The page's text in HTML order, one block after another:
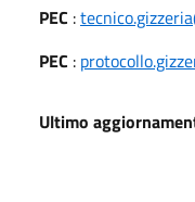
PEC :
PEC :
Ultimo